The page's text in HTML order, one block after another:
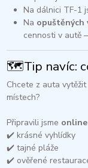
Na dálnici TF-1
Na opuštěných
cennosti v autě
🗺️Tip navíc:
Chcete z auta
místech?
Připravili jsme
✔️ krásné vyhlídky
✔️ tajné pláže
✔️ ověřené